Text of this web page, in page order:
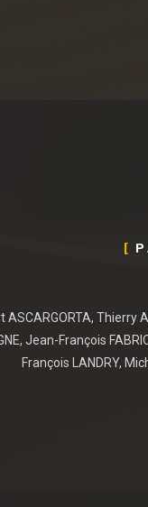
ASCARGORTA, Thierry
Jean-François
François LANDRY,